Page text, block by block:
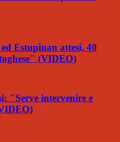
Estupinan attesi, 40
(VIDEO)
"Serve intervenire e